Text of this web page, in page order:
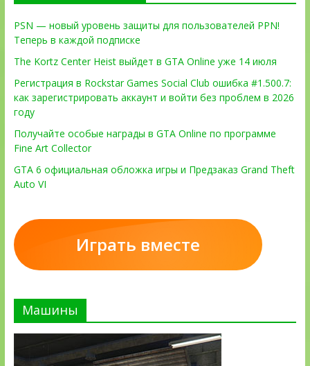
PSN — новый уровень защиты для пользователей PPN!
Теперь в каждой подписке
The Kortz Center Heist выйдет в GTA Online уже 14 июля
Регистрация в Rockstar Games Social Club ошибка #1.500.7:
как зарегистрировать аккаунт и войти без проблем в 2026
году
Получайте особые награды в GTA Online по программе
Fine Art Collector
GTA 6 официальная обложка игры и Предзаказ Grand Theft
Auto VI
Играть вместе
Машины